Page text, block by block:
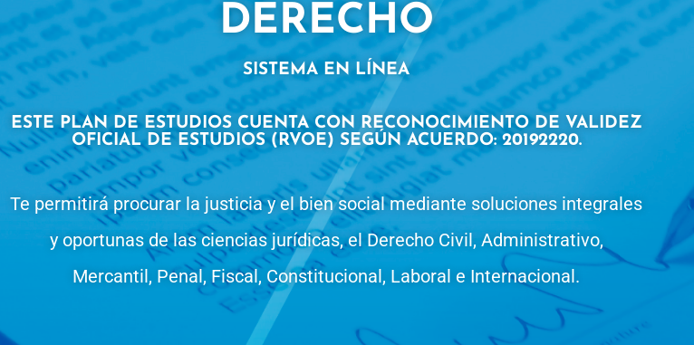
DERECHO
SISTEMA EN LÍNEA
ESTE PLAN DE ESTUDIOS CUENTA CON RECONOCIMIENTO DE VALIDEZ
OFICIAL DE ESTUDIOS (RVOE) SEGÚN ACUERDO: 20192220.
Te permitirá procurar la justicia y el bien social mediante soluciones integrales
y oportunas de las ciencias jurídicas, el Derecho Civil, Administrativo,
Mercantil, Penal, Fiscal, Constitucional, Laboral e Internacional.